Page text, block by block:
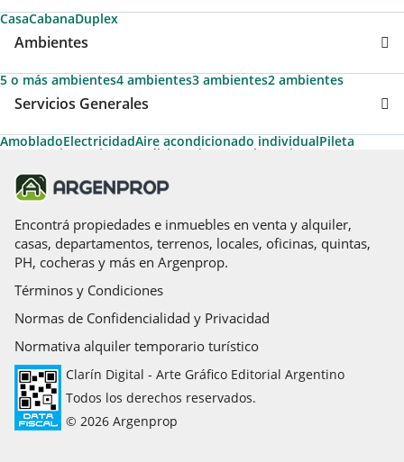
CasaCabanaDuplex
Ambientes
5 o más ambientes4 ambientes3 ambientes2 ambientes
Servicios Generales
AmobladoElectricidadAire acondicionado individualPileta
Agua corriente Aire acondicionado central Permite Mascotas
Gas natural
Encontrá propiedades e inmuebles en venta y alquiler,
casas, departamentos, terrenos, locales, oficinas, quintas,
PH, cocheras y más en Argenprop.
Términos y Condiciones
Normas de Confidencialidad y Privacidad
Normativa alquiler temporario turístico
Clarín Digital - Arte Gráfico Editorial Argentino
Todos los derechos reservados.
© 2026 Argenprop